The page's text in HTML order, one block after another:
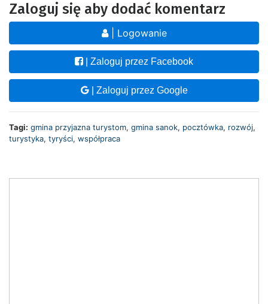
Zaloguj się aby dodać komentarz
| Logowanie
| Zaloguj przez Facebook
| Zaloguj przez Google
Tagi: gmina przyjazna turystom, gmina sanok, pocztówka, rozwój,
turystyka, tyryści, współpraca